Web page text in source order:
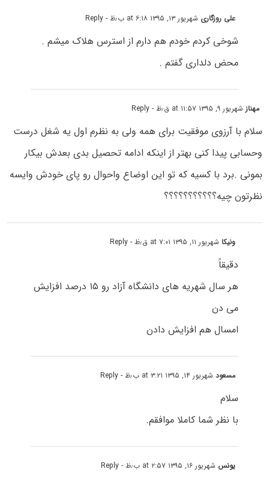
علی روزگاری شهریور ۱۳, ۱۳۹۵ at ۶:۱۸ ب٫ظ - Reply
شوخی کردم خودم هم دارم از استرس هلاک میشم .
محض دلداری گفتم .
مهنازشهریور ۹, ۱۳۹۵ at ۱۱:۵۷ ق٫ظ - Reply
سلام با آرزوی موفقیت برای همه ولی به نظرم اول یه شغل درست
وحسابی پیدا کنی بهتر از اینکه ادامه تحصیل بدی بعدش بیکار
بمونی .برد با کسیه که تو این اوضاع واحوال رو پای خودش وایسه
نظرتون چیه؟؟؟؟؟؟؟؟؟؟؟
ونیکاشهریور ۱۱, ۱۳۹۵ at ۷:۰۱ ق٫ظ - Reply
دقیقاً
هر سال شهریه های دانشگاه آزاد رو ۱۵ درصد افزایش
می دن
امسال هم افزایش دادن
مسعودشهریور ۱۴, ۱۳۹۵ at ۳:۲۱ ب٫ظ - Reply
سلام
با نظر شما کاملا موافقم.
یونس شهریور ۱۶, ۱۳۹۵ at ۲:۵۷ ب٫ظ - Reply